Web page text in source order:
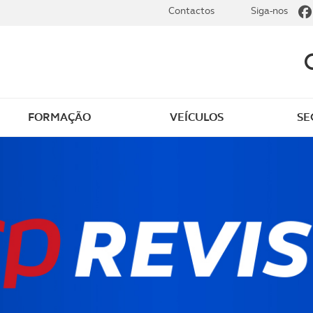
Golfe
Revista ACP Edição
impressa
FORMAÇÃO VEÍCULOS
Contactos Siga-nos